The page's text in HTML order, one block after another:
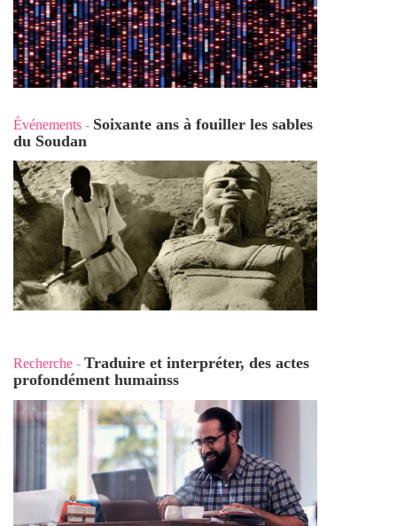
Événements - Soixante ans à fouiller les sables
du Soudan
Recherche - Traduire et interpréter, des actes
profondément humainss